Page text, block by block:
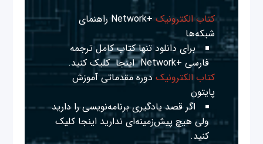
کتاب الکترونیک
+Network راهنمای
شبکه‌ها
برای دانلود تنها کتاب کامل ترجمه
فارسی +Network
اینجا کلیک کنید.
کتاب الکترونیک دوره مقدماتی آموزش
پایتون
اگر قصد یادگیری برنامه‌نویسی را دارید
ولی هیچ پیش‌زمینه‌ای نداریداینجا کلیک
کنید.